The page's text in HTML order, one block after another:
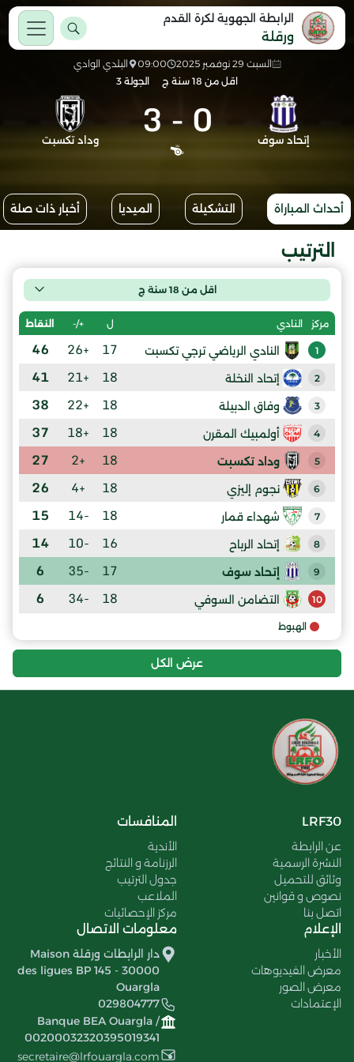
الرابطة الجهوية لكرة القدم
ورقلة
السبت 29 نوفمبر 2025 09:00
البلدي الوادي
اقل من 18 سنة ج
الجولة 3
إتحاد سوف 0
-
3 وداد تكسبت
أحداث المباراة التشكيلة الميديا أخبار ذات صلة
الترتيب
اقل من 18 سنة ج
مركز النادي ل +/- النقاط
1 النادي الرياضي ترجي تكسبت 17
+26
46
2 إتحاد النخلة 18
+21
41
3 وفاق الدبيلة 18
+22
38
4 أولمبيك المقرن 18
+18
37
5 وداد تكسبت 18
+2
27
6 نجوم إليزي 18
+4
26
7 شهداء قمار 18
-14
15
8 إتحاد الرباح 16
-10
14
9 إتحاد سوف 17
-35
6
10 التضامن السوفي 18
-34
6
الهبوط
عرض الكل
LRF30
عن الرابطة
النشرة الرسمية
وثائق للتحميل
نصوص و قوانين
اتصل بنا
المنافسات
الأندية
الرزنامة و النتائج
جدول الترتيب
الملاعب
مركز الإحصائيات
الإعلام
الأخبار
معرض الفيديوهات
معرض الصور
الإعتمادات
معلومات الاتصال
دار الرابطات ورقلة Maison
des ligues BP 145 - 30000
Ouargla
029804777
Banque BEA Ouargla /
00200032320395019341
secretaire@lrfouargla.com